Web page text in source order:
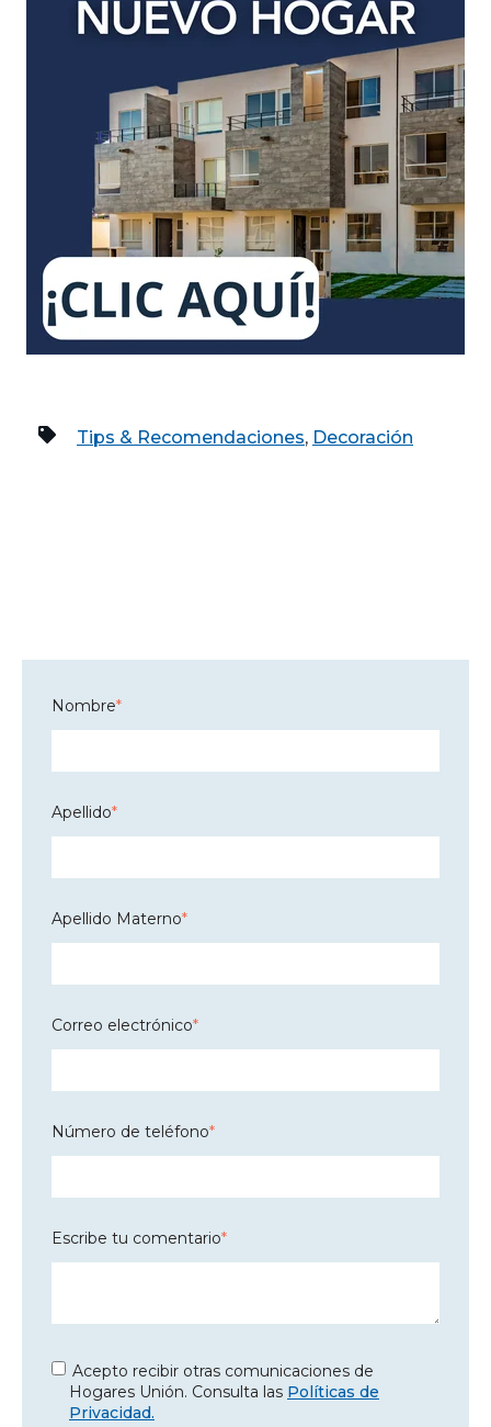
Tips & Recomendaciones, Decoración
Nombre*
Apellido*
Apellido Materno*
Correo electrónico*
Número de teléfono*
Escribe tu comentario*
Acepto recibir otras comunicaciones de
Hogares Unión. Consulta las Políticas de
Privacidad.